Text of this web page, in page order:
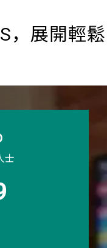
，展開輕鬆
士